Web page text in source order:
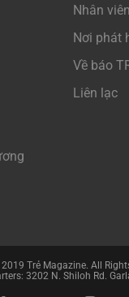
Nhân
Nơi phát
Về báo
Liên lạc
Trẻ Magazine. All
3202 N. Shiloh Rd.